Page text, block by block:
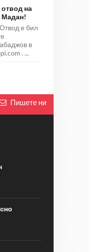
на
Мадан!
е бил
в
. ...
Пишете ни